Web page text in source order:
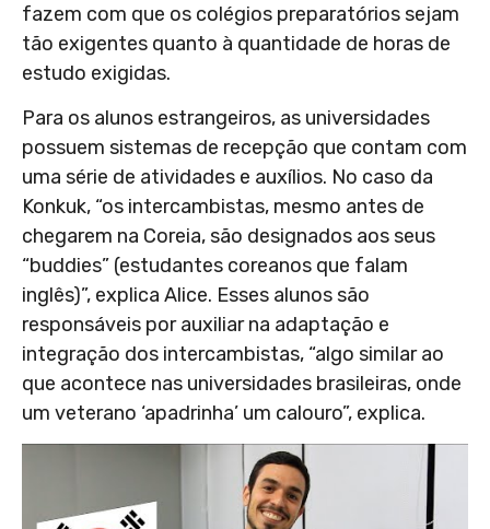
fazem com que os colégios preparatórios sejam
tão exigentes quanto à quantidade de horas de
estudo exigidas.
Para os alunos estrangeiros, as universidades
possuem sistemas de recepção que contam com
uma série de atividades e auxílios. No caso da
Konkuk, “os intercambistas, mesmo antes de
chegarem na Coreia, são designados aos seus
“buddies” (estudantes coreanos que falam
inglês)”, explica Alice. Esses alunos são
responsáveis por auxiliar na adaptação e
integração dos intercambistas, “algo similar ao
que acontece nas universidades brasileiras, onde
um veterano ‘apadrinha’ um calouro”, explica.